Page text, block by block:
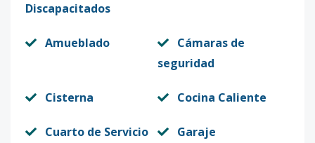
Discapacitados
Amueblado
Cámaras de
seguridad
Cisterna Cocina Caliente
Cuarto de Servicio Garaje